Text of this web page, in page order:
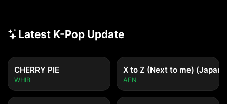
Latest K-Pop Update
CHERRY PIE
WHIB
X to Z (Next to me)
AEN